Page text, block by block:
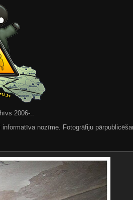
2006-..
nozīme. Fotogrāfiju